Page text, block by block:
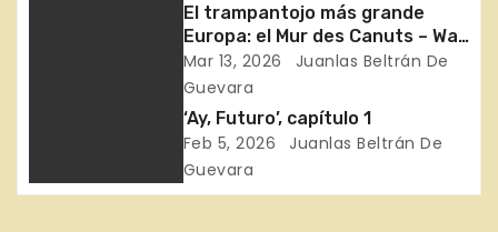
d
El trampantojo más grande
Europa: el Mur des Canuts – Wall
of the Silk Weavers – Muro de
los Trabajadores de la Seda
Mar 13, 2026
Juanlas Beltrán De
Guevara
‘Ay, Futuro’, capítulo 1
Feb 5, 2026
Juanlas Beltrán De
Guevara